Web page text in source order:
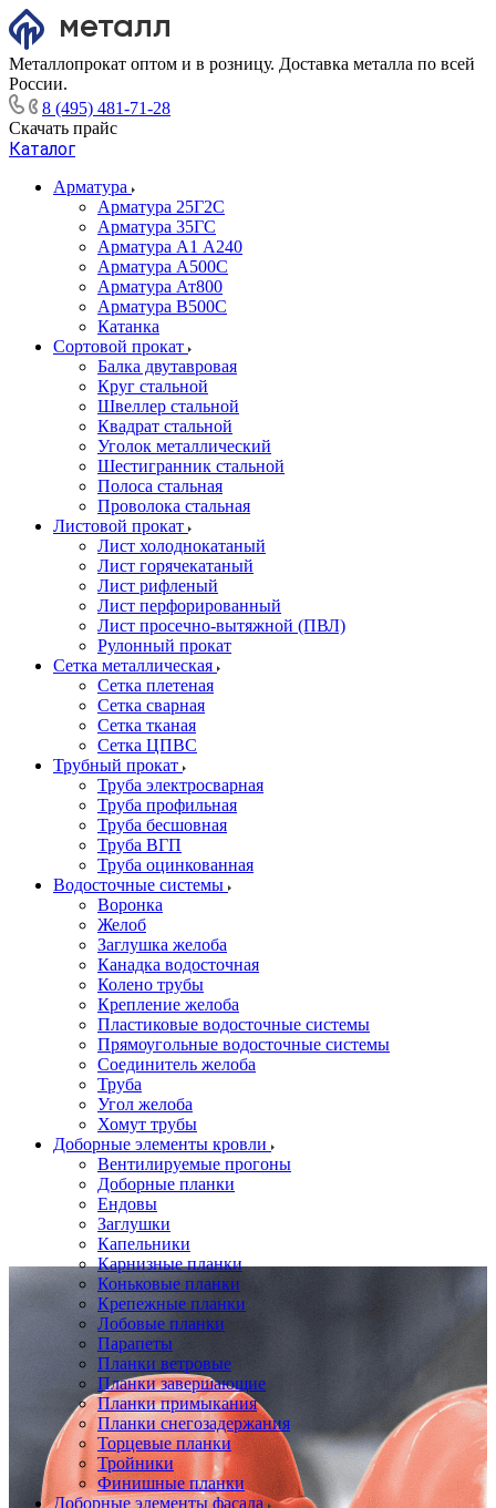
Металлопрокат оптом и в розницу. Доставка металла по всей
России.
8 (495) 481-71-28
Скачать прайс
Каталог
Арматура
Арматура 25Г2С
Арматура 35ГС
Арматура А1 А240
Арматура А500С
Арматура Ат800
Арматура В500С
Катанка
Сортовой прокат
Балка двутавровая
Круг стальной
Швеллер стальной
Квадрат стальной
Уголок металлический
Шестигранник стальной
Полоса стальная
Проволока стальная
Листовой прокат
Лист холоднокатаный
Лист горячекатаный
Лист рифленый
Лист перфорированный
Лист просечно-вытяжной (ПВЛ)
Рулонный прокат
Сетка металлическая
Сетка плетеная
Сетка сварная
Сетка тканая
Сетка ЦПВС
Трубный прокат
Труба электросварная
Труба профильная
Труба бесшовная
Труба ВГП
Труба оцинкованная
Водосточные системы
Воронка
Желоб
Заглушка желоба
Канадка водосточная
Колено трубы
Крепление желоба
Пластиковые водосточные системы
Прямоугольные водосточные системы
Соединитель желоба
Труба
Угол желоба
Хомут трубы
Доборные элементы кровли
Вентилируемые прогоны
Доборные планки
Ендовы
Заглушки
Капельники
Карнизные планки
Коньковые планки
Крепежные планки
Лобовые планки
Парапеты
Планки ветровые
Планки завершающие
Планки примыкания
Планки снегозадержания
Торцевые планки
Тройники
Финишные планки
Доборные элементы фасада